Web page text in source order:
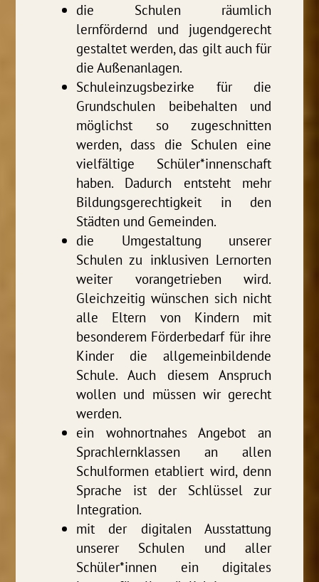
die Schulen räumlich
lernfördernd und jugendgerecht
gestaltet werden, das gilt auch für
die Außenanlagen.
Schuleinzugsbezirke für die
Grundschulen beibehalten und
möglichst so zugeschnitten
werden, dass die Schulen eine
vielfältige Schüler*innenschaft
haben. Dadurch entsteht mehr
Bildungsgerechtigkeit in den
Städten und Gemeinden.
die Umgestaltung unserer
Schulen zu inklusiven Lernorten
weiter vorangetrieben wird.
Gleichzeitig wünschen sich nicht
alle Eltern von Kindern mit
besonderem Förderbedarf für ihre
Kinder die allgemeinbildende
Schule. Auch diesem Anspruch
wollen und müssen wir gerecht
werden.
ein wohnortnahes Angebot an
Sprachlernklassen an allen
Schulformen etabliert wird, denn
Sprache ist der Schlüssel zur
Integration.
mit der digitalen Ausstattung
unserer Schulen und aller
Schüler*innen ein digitales